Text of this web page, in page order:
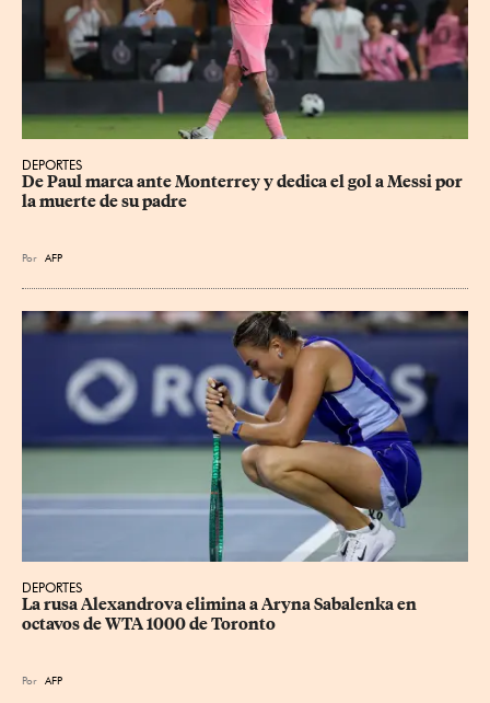
DEPORTES
De Paul marca ante Monterrey y dedica el gol a Messi por
la muerte de su padre
Por AFP
DEPORTES
La rusa Alexandrova elimina a Aryna Sabalenka en
octavos de WTA 1000 de Toronto
Por AFP